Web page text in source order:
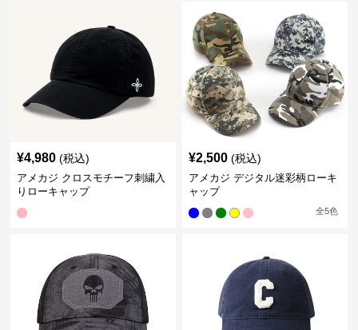
¥4,980 (税込)
アメカジ クロスモチーフ刺繍入
りローキャップ
¥2,500 (税込)
アメカジ デジタル迷彩柄ローキ
ャップ
全5色